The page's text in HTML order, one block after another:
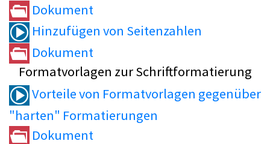
Dokument
Hinzufügen von Seitenzahlen
Dokument
Formatvorlagen zur Schriftformatierung
Vorteile von Formatvorlagen gegenüber
"harten" Formatierungen
Dokument